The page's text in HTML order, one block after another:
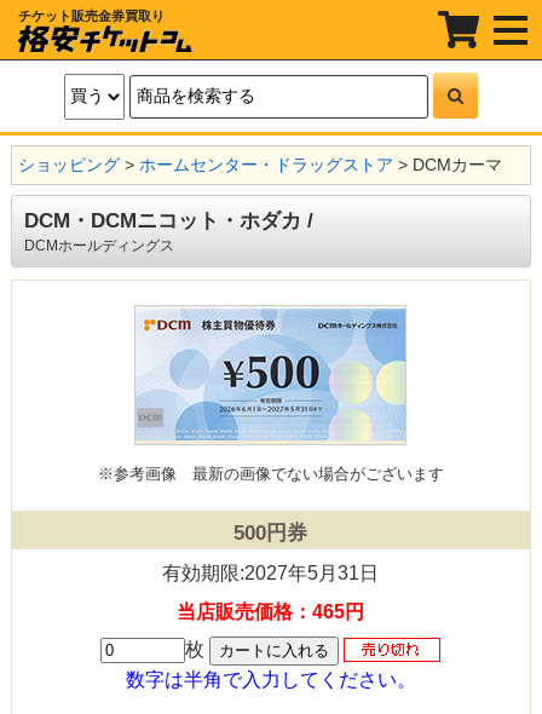
チケット販売金券買取り
t
o
g
n
a
i
o
ショッピング> ホームセンター・ドラッグストア > DCMカーマ
DCM・DCMニコット・ホダカ /
DCMホールディングス
※参考画像 最新の画像でない場合がございます
500円券
有効期限:2027年5月31日
当店販売価格：465円
枚
数字は半角で入力してください。